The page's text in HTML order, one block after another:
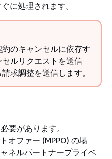
に処理されます。
のキャンセルに依存す
ルリクエストを送信
求調整を送信します。
要があります。
オファー (MPPO) の場
ネルパートナープライベ